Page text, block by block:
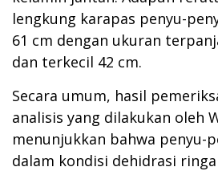
lengkung karapas penyu-
61 cm dengan ukuran
dan terkecil 42 cm.
Secara umum, hasil
analisis yang dilakukan oleh
menunjukkan bahwa penyu-
dalam kondisi dehidrasi